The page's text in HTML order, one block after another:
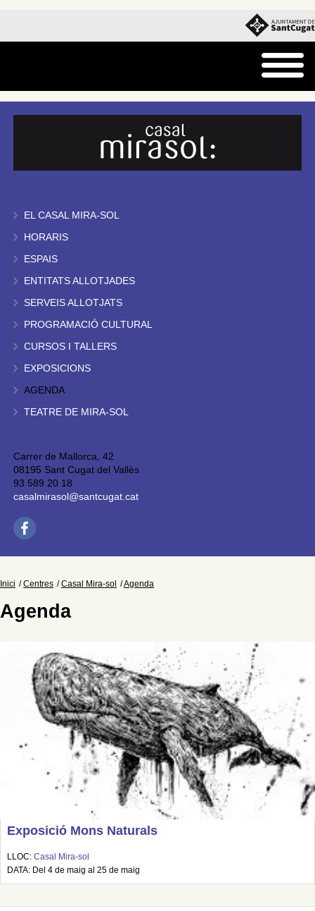
EL CASAL MIRA-SOL
HORARIS
ESPAIS
ENTITATS ALLOTJADES
SERVEIS ALLOTJATS
PROGRAMACIÓ CULTURAL
CURSOS I TALLERS
EXPOSICIONS
AGENDA
TEATRE DE MIRA-SOL
Carrer de Mallorca, 42
08195 Sant Cugat del Vallès
93 589 20 18
casalmirasol@santcugat.cat
Inici Centres Casal Mira-sol Agenda
Agenda
Exposició Mons Naturals
LLOC: Casal Mira-sol
DATA: Del 4 de maig al 25 de maig